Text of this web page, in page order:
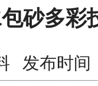
砂多彩
发布时间